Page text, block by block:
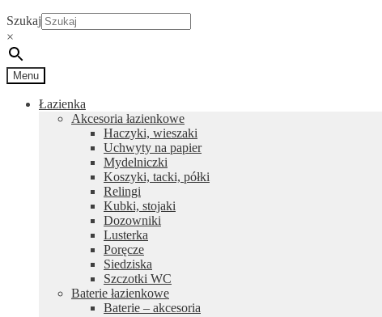
Szukaj
×
Menu
Łazienka
Akcesoria łazienkowe
Haczyki, wieszaki
Uchwyty na papier
Mydelniczki
Koszyki, tacki, półki
Relingi
Kubki, stojaki
Dozowniki
Lusterka
Poręcze
Siedziska
Szczotki WC
Baterie łazienkowe
Baterie – akcesoria